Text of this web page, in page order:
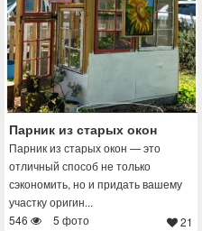
Парник из старых окон
Парник из старых окон — это
отличный способ не только
сэкономить, но и придать вашему
участку оригин...
546
5 фото 21